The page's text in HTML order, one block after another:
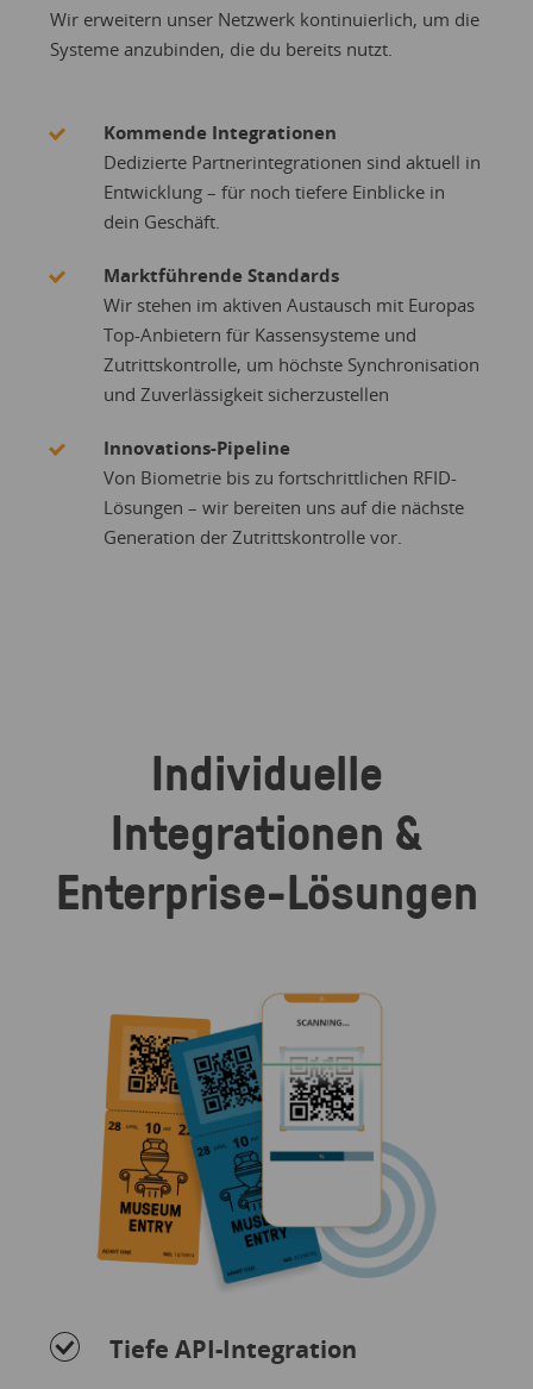
Wir erweitern unser Netzwerk kontinuierlich, um die
Systeme anzubinden, die du bereits nutzt.
Kommende Integrationen
Dedizierte Partnerintegrationen sind aktuell in
Entwicklung – für noch tiefere Einblicke in
dein Geschäft.
Marktführende Standards
Wir stehen im aktiven Austausch mit Europas
Top-Anbietern für Kassensysteme und
Zutrittskontrolle, um höchste Synchronisation
und Zuverlässigkeit sicherzustellen
Innovations-Pipeline
Von Biometrie bis zu fortschrittlichen RFID-
Lösungen – wir bereiten uns auf die nächste
Generation der Zutrittskontrolle vor.
Individuelle
Integrationen &
Enterprise-Lösungen
Tiefe API-Integration